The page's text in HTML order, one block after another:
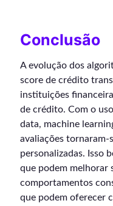
Conclusão
A evolução dos
score de crédito
instituições
de crédito. Com o
data, machine
avaliações tornaram-
personalizadas. Isso
que podem melhorar
comportamentos
que podem oferecer